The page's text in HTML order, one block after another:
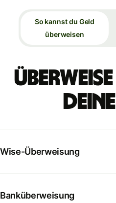
So kannst du Geld
überweisen
Wise-Überweisung
Banküberweisung